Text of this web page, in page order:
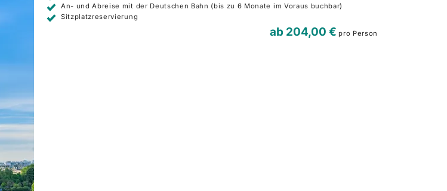
An- und Abreise mit der Deutschen Bahn (bis zu 6 Monate im Voraus buchbar)
Sitzplatzreservierung
ab 204,00 € pro Person